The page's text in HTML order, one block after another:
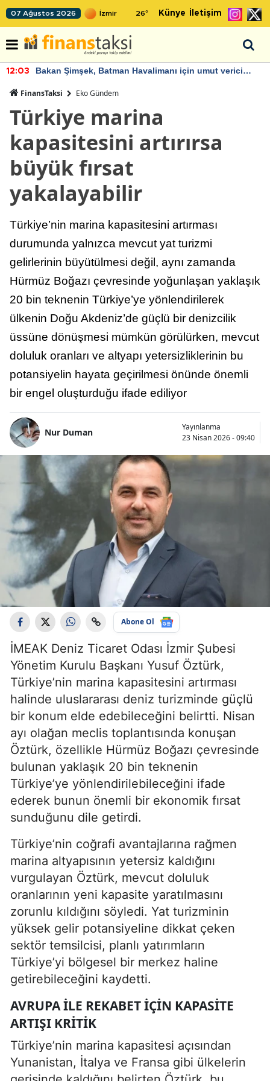
07 Ağustos 2026 26° Künye İletişim
12:03
Bakan Şimşek, Batman Havalimanı için umut verici
FinansTaksi Eko Gündem
Türkiye marina
kapasitesini artırırsa
büyük fırsat
yakalayabilir
Türkiye’nin marina kapasitesini artırması
durumunda yalnızca mevcut yat turizmi
gelirlerinin büyütülmesi değil, aynı zamanda
Hürmüz Boğazı çevresinde yoğunlaşan yaklaşık
20 bin teknenin Türkiye’ye yönlendirilerek
ülkenin Doğu Akdeniz’de güçlü bir denizcilik
üssüne dönüşmesi mümkün görülürken, mevcut
doluluk oranları ve altyapı yetersizliklerinin bu
potansiyelin hayata geçirilmesi önünde önemli
bir engel oluşturduğu ifade ediliyor
Nur Duman
Yayınlanma
23 Nisan 2026 - 09:40
Abone Ol
İMEAK Deniz Ticaret Odası İzmir Şubesi
Yönetim Kurulu Başkanı Yusuf Öztürk,
Türkiye’nin marina kapasitesini artırması
halinde uluslararası deniz turizminde güçlü
bir konum elde edebileceğini belirtti. Nisan
ayı olağan meclis toplantısında konuşan
Öztürk, özellikle Hürmüz Boğazı çevresinde
bulunan yaklaşık 20 bin teknenin
Türkiye’ye yönlendirilebileceğini ifade
ederek bunun önemli bir ekonomik fırsat
sunduğunu dile getirdi.
Türkiye’nin coğrafi avantajlarına rağmen
marina altyapısının yetersiz kaldığını
vurgulayan Öztürk, mevcut doluluk
oranlarının yeni kapasite yaratılmasını
zorunlu kıldığını söyledi. Yat turizminin
yüksek gelir potansiyeline dikkat çeken
sektör temsilcisi, planlı yatırımların
Türkiye’yi bölgesel bir merkez haline
getirebileceğini kaydetti.
AVRUPA ILE REKABET IÇIN KAPASITE
ARTIŞI KRITIK
Türkiye’nin marina kapasitesi açısından
Yunanistan, İtalya ve Fransa gibi ülkelerin